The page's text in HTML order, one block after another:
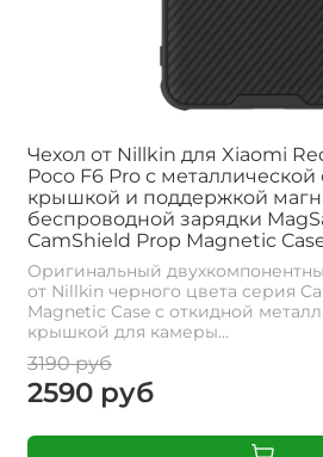
Чехол от Nillkin для Xiaomi
Poco F6 Pro с металлической
крышкой и поддержкой
беспроводной зарядки
CamShield Prop Magnetic
Оригинальный
от Nillkin черного цвета серия
Magnetic Case с откидной
крышкой для камеры...
3190 руб
2590 руб